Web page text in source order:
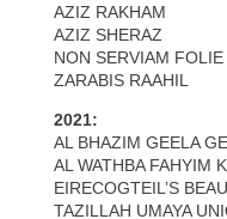
AZIZ RAKHAM
AZIZ SHERAZ
NON SERVIAM
ZARABIS RAAHIL
2021:
AL BHAZIM GEELA
AL WATHBA FAHYIM
EIRECOGTEIL’S
TAZILLAH UMAYA